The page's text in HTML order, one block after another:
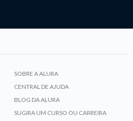
SOBRE A ALURA
CENTRAL DE AJUDA
BLOG DA ALURA
SUGIRA UM CURSO OU CARREIRA